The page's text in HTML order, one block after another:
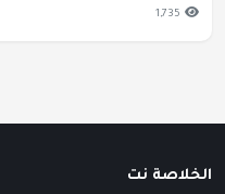
1,735
الخلاصة نت